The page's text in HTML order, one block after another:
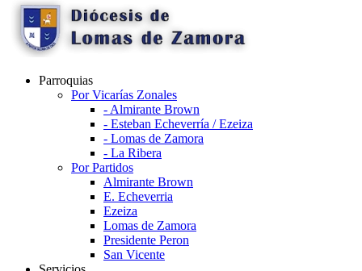
Parroquias
Por Vicarías Zonales
- Almirante Brown
- Esteban Echeverría / Ezeiza
- Lomas de Zamora
- La Ribera
Por Partidos
Almirante Brown
E. Echeverria
Ezeiza
Lomas de Zamora
Presidente Peron
San Vicente